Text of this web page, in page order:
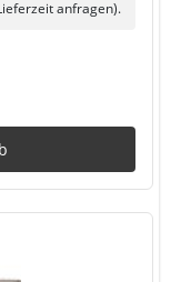
anfragen).